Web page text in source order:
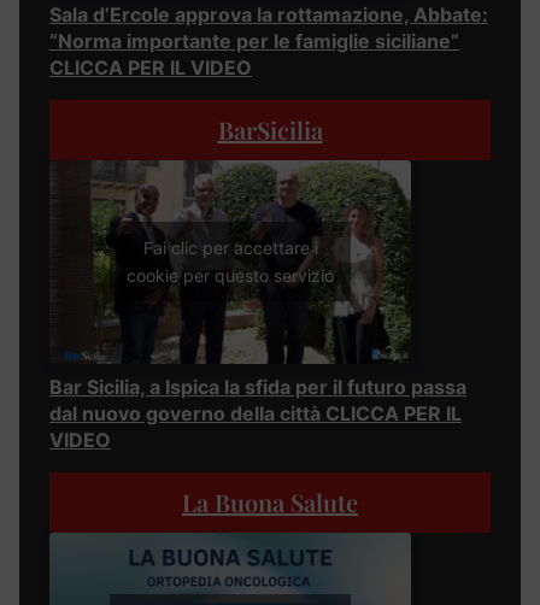
Sala d’Ercole approva la rottamazione, Abbate:
“Norma importante per le famiglie siciliane”
CLICCA PER IL VIDEO
BarSicilia
Fai clic per accettare i
cookie per questo servizio
Bar Sicilia, a Ispica la sfida per il futuro passa
dal nuovo governo della città CLICCA PER IL
VIDEO
La Buona Salute